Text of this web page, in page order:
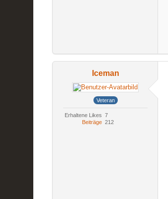
Iceman
Veteran
Erhaltene Likes 7
Beiträge 212